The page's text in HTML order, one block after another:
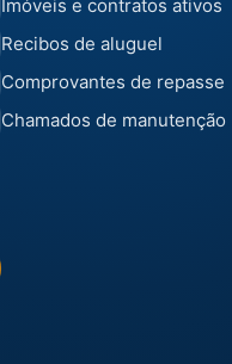
Imóveis e contratos ativos
Recibos de aluguel
Comprovantes de repasse
Chamados de manutenção